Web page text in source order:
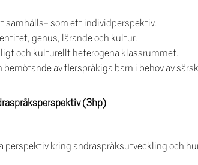
samhälls- som ett individperspektiv.
genus, lärande och kultur.
och kulturellt heterogena klassrummet.
av flerspråkiga barn i behov av
(3hp)
perspektiv kring andraspråksutveckling och